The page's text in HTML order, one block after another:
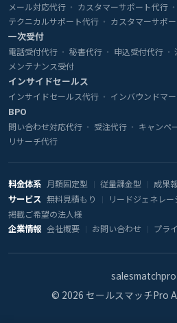
メール対応代行 カスタマーサポート代行
テクニカルサポート代行
カスタマーサポ
一次受付
電話受付代行 秘書代行 申込受付代行
メンテナンス受付
インサイドセールス
インサイドセールス代行 インバウンドマ
BPO
問い合わせ対応代行 受注代行 キャンペ
リサーチ代行
料金体系 月額固定型 従量課金型 成果
サービス 無料見積もり リードジェネレー
掲載ご希望の法人様
企業情報 会社概要 お問い合わせ プラ
© 2026 セールスマッチPro